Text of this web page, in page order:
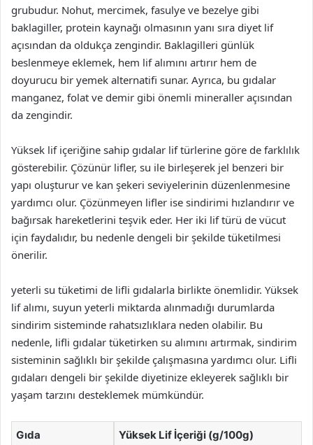
grubudur. Nohut, mercimek, fasulye ve bezelye gibi
baklagiller, protein kaynağı olmasının yanı sıra diyet lif
açısından da oldukça zengindir. Baklagilleri günlük
beslenmeye eklemek, hem lif alımını artırır hem de
doyurucu bir yemek alternatifi sunar. Ayrıca, bu gıdalar
manganez, folat ve demir gibi önemli mineraller açısından
da zengindir.
Yüksek lif içeriğine sahip gıdalar lif türlerine göre de farklılık
gösterebilir. Çözünür lifler, su ile birleşerek jel benzeri bir
yapı oluşturur ve kan şekeri seviyelerinin düzenlenmesine
yardımcı olur. Çözünmeyen lifler ise sindirimi hızlandırır ve
bağırsak hareketlerini teşvik eder. Her iki lif türü de vücut
için faydalıdır, bu nedenle dengeli bir şekilde tüketilmesi
önerilir.
yeterli su tüketimi de lifli gıdalarla birlikte önemlidir. Yüksek
lif alımı, suyun yeterli miktarda alınmadığı durumlarda
sindirim sisteminde rahatsızlıklara neden olabilir. Bu
nedenle, lifli gıdalar tüketirken su alımını artırmak, sindirim
sisteminin sağlıklı bir şekilde çalışmasına yardımcı olur. Lifli
gıdaları dengeli bir şekilde diyetinize ekleyerek sağlıklı bir
yaşam tarzını desteklemek mümkündür.
Gıda Yüksek Lif İçeriği (g/100g)